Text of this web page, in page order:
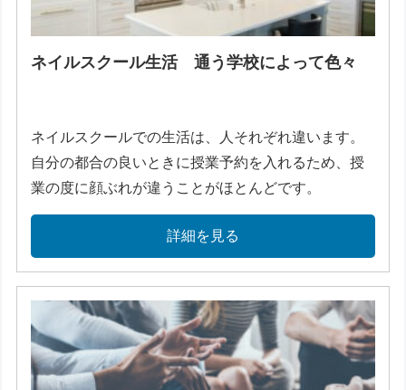
ネイルスクール生活 通う学校によって色々
ネイルスクールでの生活は、人それぞれ違います。
自分の都合の良いときに授業予約を入れるため、授
業の度に顔ぶれが違うことがほとんどです。
詳細を見る